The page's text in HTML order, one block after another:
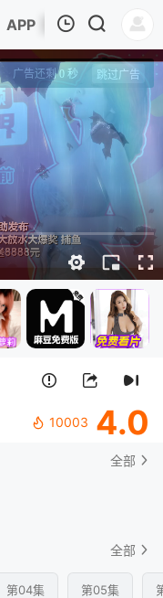
APP
第01集
10003 4.0
全部
全部
第04集 第05集